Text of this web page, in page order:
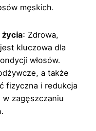
męskich.
życia: Zdrowa,
kluczowa dla
włosów.
a także
fizyczna i redukcja
zagęszczaniu